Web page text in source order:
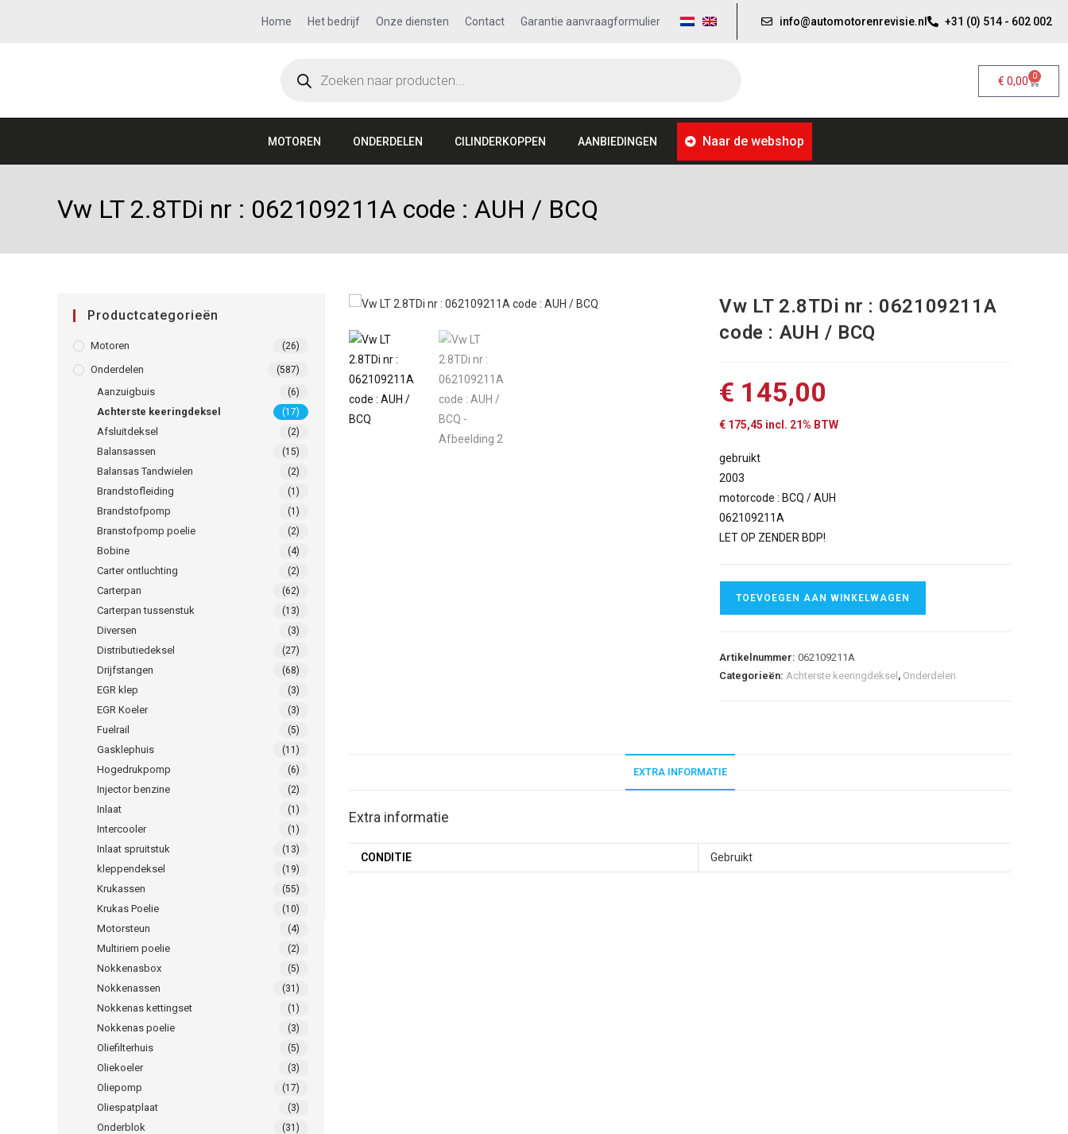
Home Het bedrijf Onze diensten Contact Garantie aanvraagformulier info@automotorenrevisie.nl +31 (0) 514 - 602 002
€ 0,00 0
MOTOREN ONDERDELEN CILINDERKOPPEN AANBIEDINGEN Naar de webshop
Vw LT 2.8TDi nr : 062109211A code : AUH / BCQ
Vw LT 2.8TDi nr : 062109211A
code : AUH / BCQ
€ 145,00
€ 175,45 incl. 21% BTW
gebruikt
2003
motorcode : BCQ / AUH
062109211A
LET OP ZENDER BDP!
TOEVOEGEN AAN WINKELWAGEN
Artikelnummer:062109211A
Categorieën:Achterste keeringdeksel , Onderdelen
EXTRA INFORMATIE
Extra informatie
CONDITIE Gebruikt
Productcategorieën
Motoren (26)
Onderdelen (587)
Aanzuigbuis (6)
Achterste keeringdeksel (17)
Afsluitdeksel (2)
Balansassen (15)
Balansas Tandwielen (2)
Brandstofleiding (1)
Brandstofpomp (1)
Branstofpomp poelie (2)
Bobine (4)
Carter ontluchting (2)
Carterpan (62)
Carterpan tussenstuk (13)
Diversen (3)
Distributiedeksel (27)
Drijfstangen (68)
EGR klep (3)
EGR Koeler (3)
Fuelrail (5)
Gasklephuis (11)
Hogedrukpomp (6)
Injector benzine (2)
Inlaat (1)
Intercooler (1)
Inlaat spruitstuk (13)
kleppendeksel (19)
Krukassen (55)
Krukas Poelie (10)
Motorsteun (4)
Multiriem poelie (2)
Nokkenasbox (5)
Nokkenassen (31)
Nokkenas kettingset (1)
Nokkenas poelie (3)
Oliefilterhuis (5)
Oliekoeler (3)
Oliepomp (17)
Oliespatplaat (3)
Onderblok (31)